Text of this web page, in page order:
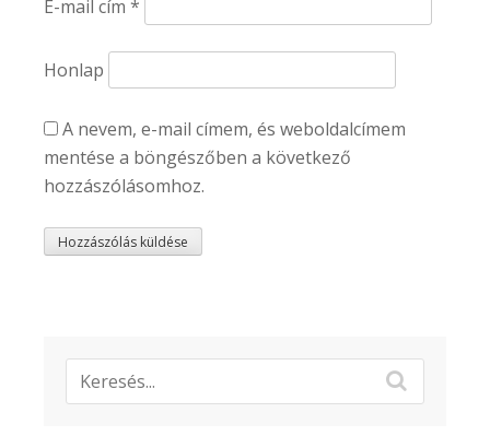
E-mail cím *
Honlap
A nevem, e-mail címem, és weboldalcímem
mentése a böngészőben a következő
hozzászólásomhoz.